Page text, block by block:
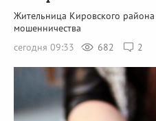
Жительница Кировского
мошенничества
сегодня 09:33
682 2